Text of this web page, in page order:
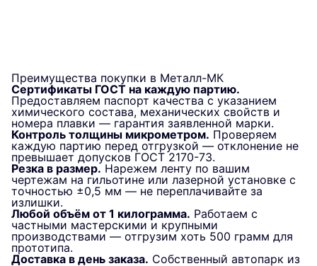
Преимущества покупки в Металл-МК
Сертификаты ГОСТ на каждую партию.
Предоставляем паспорт качества с указанием
химического состава, механических свойств и
номера плавки — гарантия заявленной марки.
Контроль толщины микрометром. Проверяем
каждую партию перед отгрузкой — отклонение не
превышает допусков ГОСТ 2170-73.
Резка в размер. Нарежем ленту по вашим
чертежам на гильотине или лазерной установке с
точностью ±0,5 мм — не переплачивайте за
излишки.
Любой объём от 1 килограмма. Работаем с
частными мастерскими и крупными
производствами — отгрузим хоть 500 грамм для
прототипа.
Доставка в день заказа. Собственный автопарк из